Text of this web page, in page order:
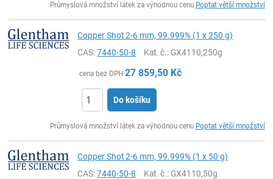
Průmyslová množství látek za výhodnou cenu Poptat větší množství
Copper Shot 2-6 mm, 99.999% (1 x 250 g)
CAS:7440-50-8 Kat. č.: GX4110,250g
cena bez DPH 27 859,50 Kč
Do košíku
Průmyslová množství látek za výhodnou cenu Poptat větší množství
Copper Shot 2-6 mm, 99.999% (1 x 50 g)
CAS:7440-50-8 Kat. č.: GX4110,50g